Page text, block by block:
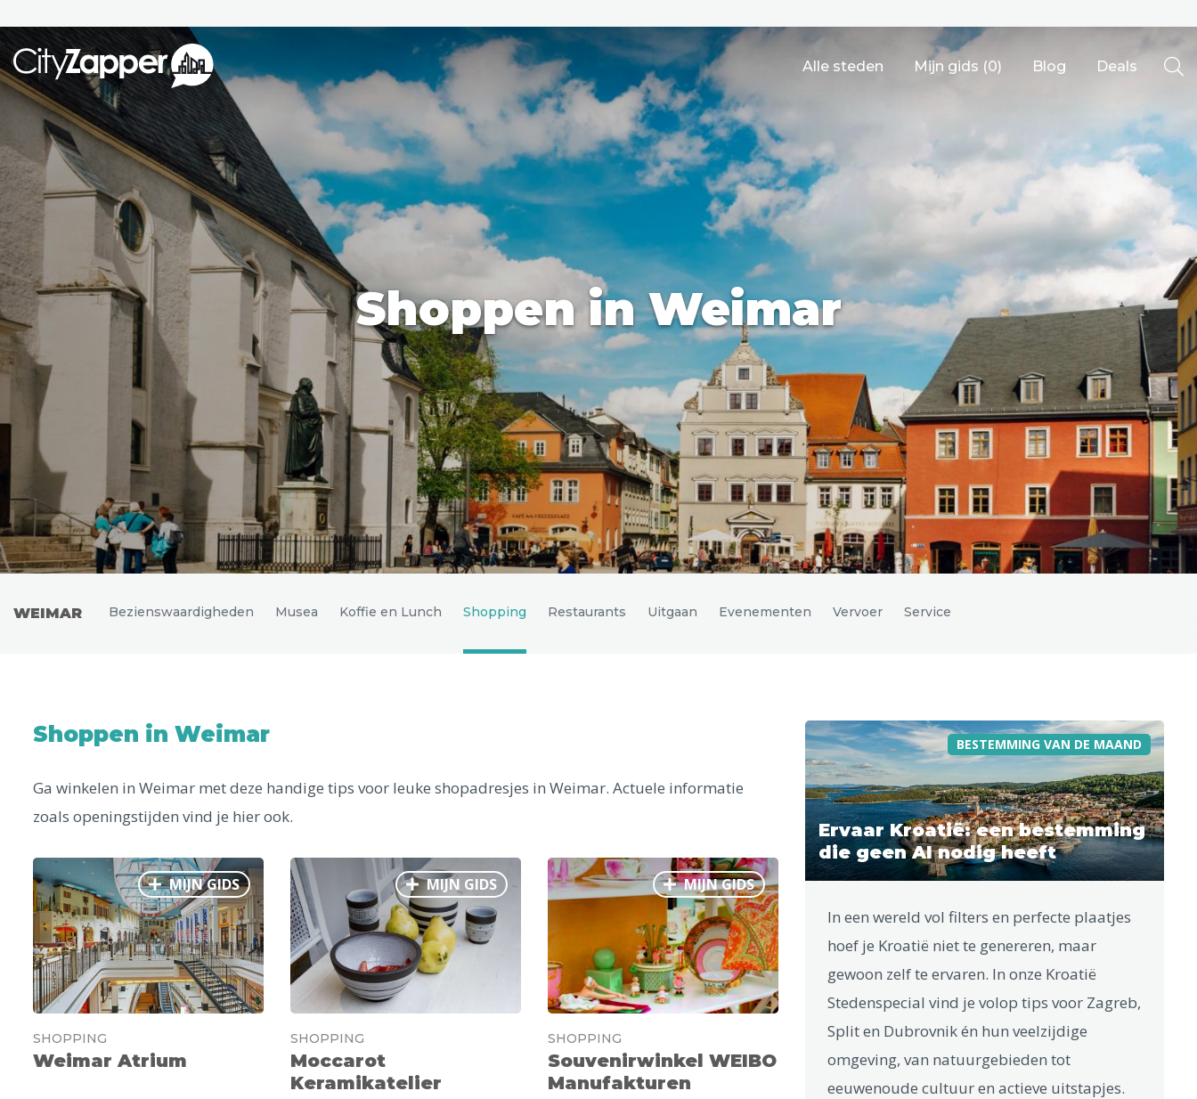
Alle steden Mijn gids (0) Blog Deals
Alle steden
Nederland
België
Duitsland
Noord-Amerika
Andere wereldsteden
Uitgelichte bestemmingen
Alle steden
Phoenix Dresden Ålesund
Parijs Tokio Amsterdam Barcelona Dubai Milaan Singapore Rome Berlijn Mechelen
Venetië
Florence
Dublin Hong Kong München Wenen Budapest Bangkok Madrid Vancouver
Alles bekijken
Shoppen in Weimar
WEIMAR Bezienswaardigheden Musea Koffie en Lunch Shopping Restaurants Uitgaan Evenementen Vervoer Service
Shoppen in Weimar
Ga winkelen in Weimar met deze handige tips voor leuke shopadresjes in Weimar. Actuele informatie
zoals openingstijden vind je hier ook.
MIJN GIDS
SHOPPING
Weimar Atrium
MIJN GIDS
SHOPPING
Moccarot
Keramikatelier
MIJN GIDS
SHOPPING
Souvenirwinkel WEIBO
Manufakturen
BESTEMMING VAN DE MAAND
Ervaar Kroatië: een bestemming
die geen AI nodig heeft
In een wereld vol filters en perfecte plaatjes
hoef je Kroatië niet te genereren, maar
gewoon zelf te ervaren. In onze Kroatië
Stedenspecial vind je volop tips voor Zagreb,
Split en Dubrovnik én hun veelzijdige
omgeving, van natuurgebieden tot
eeuwenoude cultuur en actieve uitstapjes.